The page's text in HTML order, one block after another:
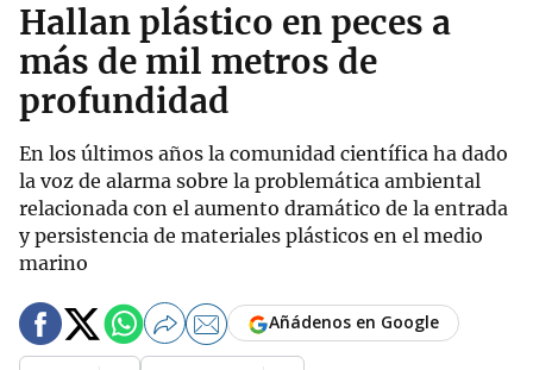
Hallan plástico en peces a
más de mil metros de
profundidad
En los últimos años la comunidad científica ha dado
la voz de alarma sobre la problemática ambiental
relacionada con el aumento dramático de la entrada
y persistencia de materiales plásticos en el medio
marino
Añádenos en Google